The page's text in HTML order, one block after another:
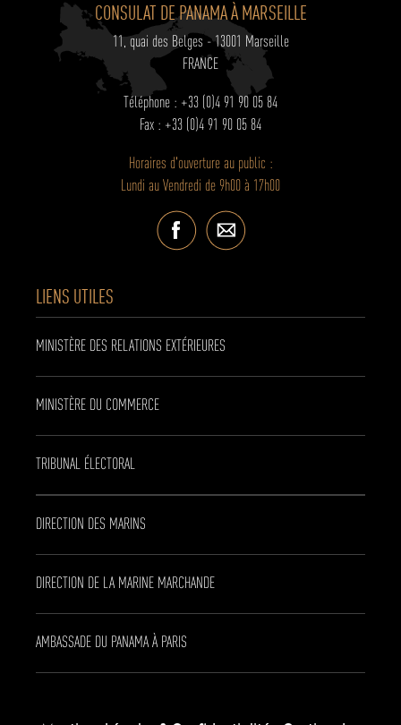
CONSULAT DE PANAMA À MARSEILLE
11, quai des Belges - 13001 Marseille
FRANCE
Téléphone : +33 (0)4 91 90 05 84
Fax : +33 (0)4 91 90 05 84
Horaires d'ouverture au public :
Lundi au Vendredi de 9h00 à 17h00
LIENS UTILES
MINISTÈRE DES RELATIONS EXTÉRIEURES
MINISTÈRE DU COMMERCE
TRIBUNAL ÉLECTORAL
DIRECTION DES MARINS
DIRECTION DE LA MARINE MARCHANDE
AMBASSADE DU PANAMA À PARIS